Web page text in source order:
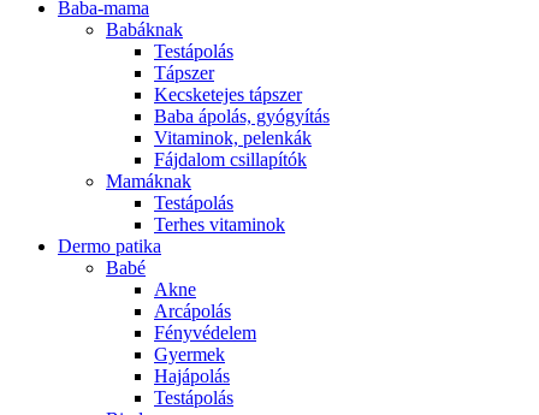
Baba-mama
Babáknak
Testápolás
Tápszer
Kecsketejes tápszer
Baba ápolás, gyógyítás
Vitaminok, pelenkák
Fájdalom csillapítók
Mamáknak
Testápolás
Terhes vitaminok
Dermo patika
Babé
Akne
Arcápolás
Fényvédelem
Gyermek
Hajápolás
Testápolás